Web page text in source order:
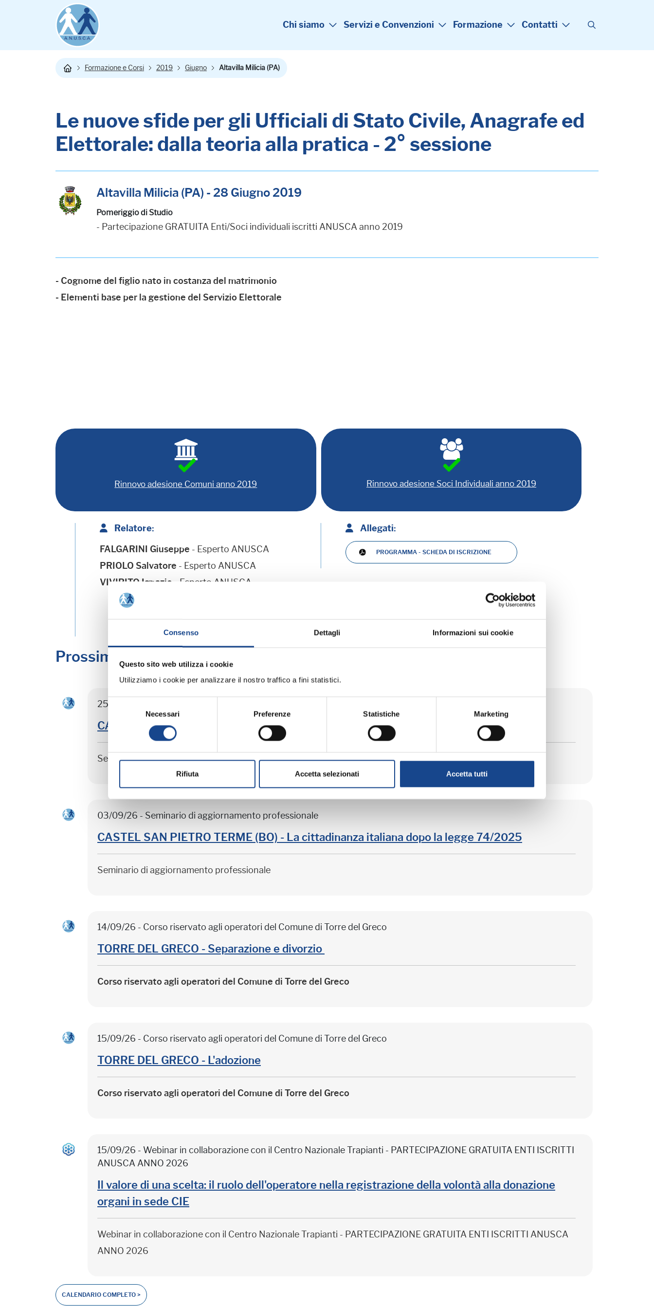
Consenso Dettagli Informazioni sui cookie
Questo sito web utilizza i cookie
Utilizziamo i cookie per analizzare il nostro traffico a fini statistici.
Selezione
consenso
Necessari Preferenze Statistiche Marketing
Rifiuta Accetta selezionati Accetta tutti
Chi siamo Servizi e Convenzioni Formazione Contatti
Formazione e Corsi 2019 Giugno Altavilla Milicia (PA)
Le nuove sfide per gli Ufficiali di Stato Civile, Anagrafe ed
Elettorale: dalla teoria alla pratica - 2° sessione
Altavilla Milicia (PA) - 28 Giugno 2019
Pomeriggio di Studio
- Partecipazione GRATUITA Enti/Soci individuali iscritti ANUSCA anno 2019
- Cognome del figlio nato in costanza del matrimonio
- Elementi base per la gestione del Servizio Elettorale
Rinnovo adesione Comuni anno 2019 Rinnovo adesione Soci Individuali anno 2019
Relatore:
FALGARINI Giuseppe - Esperto ANUSCA
PRIOLO Salvatore - Esperto ANUSCA
VIVIRITO Ignazio - Esperto ANUSCA
Allegati:
PROGRAMMA - SCHEDA DI ISCRIZIONE
Prossimi corsi in programma:
25/08/26 - Seminario di aggiornamento professionale
CASTEL SAN PIETRO TERME (BO) - Estate all'ombra dei cipressi
Seminario di aggiornamento professionale
03/09/26 - Seminario di aggiornamento professionale
CASTEL SAN PIETRO TERME (BO) - La cittadinanza italiana dopo la legge 74/2025
Seminario di aggiornamento professionale
14/09/26 - Corso riservato agli operatori del Comune di Torre del Greco
TORRE DEL GRECO - Separazione e divorzio
Corso riservato agli operatori del Comune di Torre del Greco
15/09/26 - Corso riservato agli operatori del Comune di Torre del Greco
TORRE DEL GRECO - L'adozione
Corso riservato agli operatori del Comune di Torre del Greco
15/09/26 - Webinar in collaborazione con il Centro Nazionale Trapianti - PARTECIPAZIONE GRATUITA ENTI ISCRITTI
ANUSCA ANNO 2026
Il valore di una scelta: il ruolo dell'operatore nella registrazione della volontà alla donazione
organi in sede CIE
Webinar in collaborazione con il Centro Nazionale Trapianti - PARTECIPAZIONE GRATUITA ENTI ISCRITTI ANUSCA
ANNO 2026
CALENDARIO COMPLETO >